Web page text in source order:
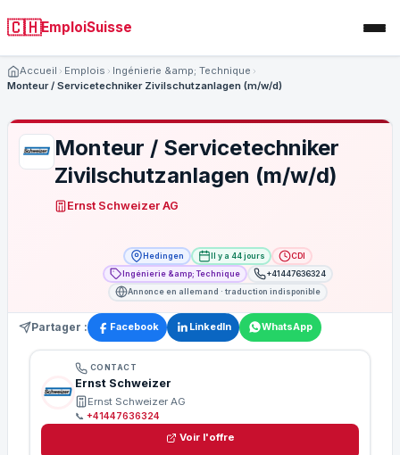
🇨🇭EmploiSuisse
Accueil Emplois
Ingénierie &amp; Technique
Monteur / Servicetechniker Zivilschutzanlagen (m/w/d)
Monteur / Servicetechniker
Zivilschutzanlagen (m/w/d)
Ernst Schweizer AG
Hedingen Il y a 44 jours
CDI
Ingénierie &amp; Technique
+41447636324
Annonce en allemand · traduction indisponible
Partager : Facebook LinkedIn WhatsApp
CONTACT
Ernst Schweizer
Ernst Schweizer AG
📞 +41447636324
Voir l'offre